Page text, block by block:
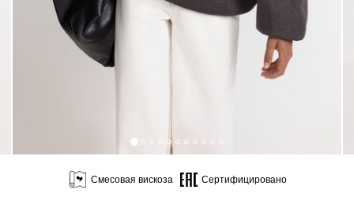
Смесовая вискоза Сертифицировано